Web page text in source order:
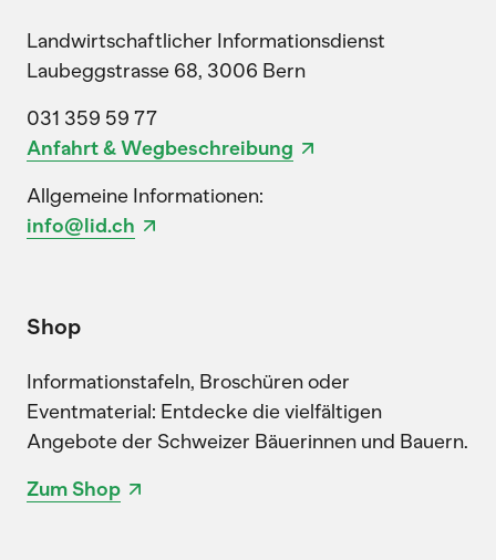
Landwirtschaftlicher Informationsdienst
Laubeggstrasse 68, 3006 Bern
031 359 59 77
Anfahrt & Wegbeschreibung
Allgemeine Informationen:
info@lid.ch
Shop
Informationstafeln, Broschüren oder
Eventmaterial: Entdecke die vielfältigen
Angebote der Schweizer Bäuerinnen und Bauern.
Zum Shop